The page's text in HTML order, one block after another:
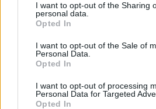
I want to opt-out of the Sharing
personal data.
Opted In
I want to opt-out of the Sale of
Personal Data.
Opted In
I want to opt-out of processing
Personal Data for Targeted
Opted In
GaiaFolk '25
animação à
6/08/2025